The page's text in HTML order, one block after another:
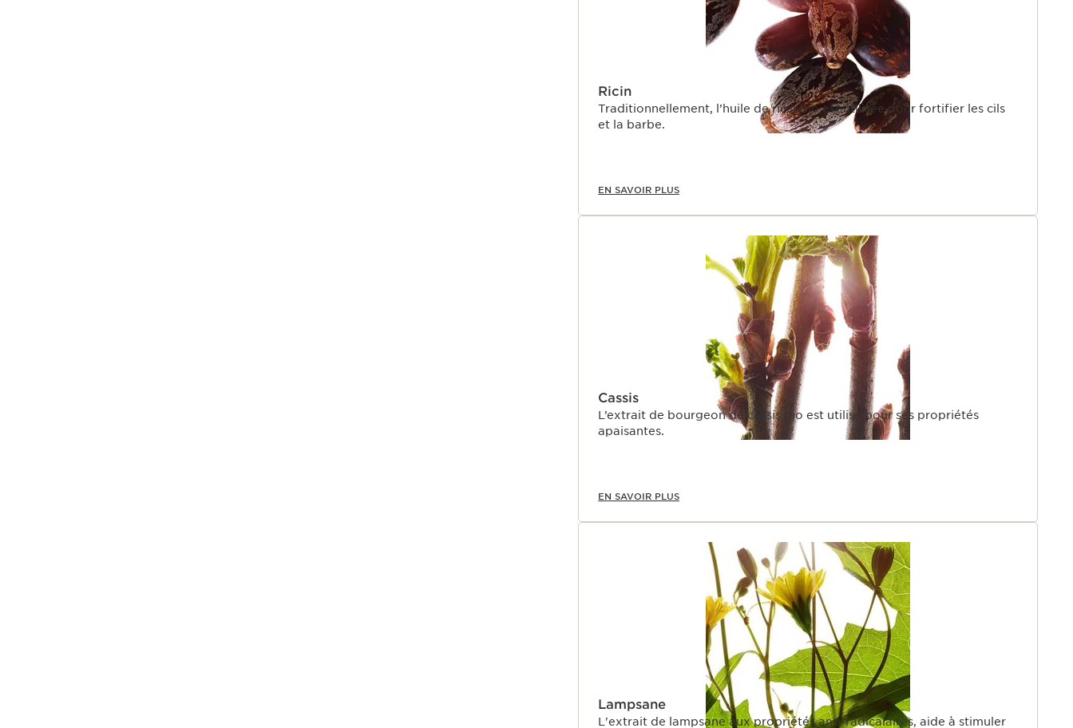
Ricin
Traditionnellement, l’huile de ricin bio est utilisée pour fortifier les cils
et la barbe.
EN SAVOIR PLUS
Cassis
L’extrait de bourgeon de cassis bio est utilisé pour ses propriétés
apaisantes.
EN SAVOIR PLUS
Lampsane
L'extrait de lampsane aux propriétés anti-radicalaires, aide à stimuler